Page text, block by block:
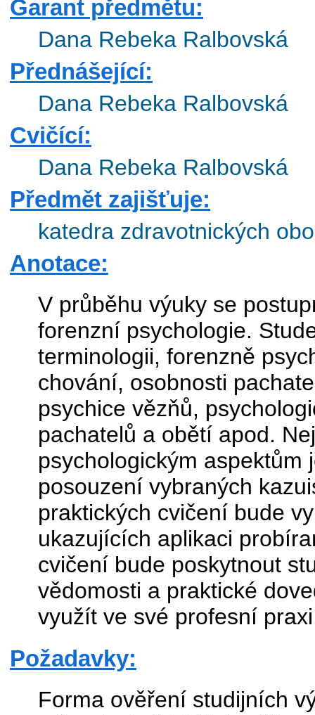
Garant předmětu:
Dana Rebeka Ralbovská
Přednášející:
Dana Rebeka Ralbovská
Cvičící:
Dana Rebeka Ralbovská
Předmět zajišťuje:
katedra zdravotnických
Anotace:
V průběhu výuky se
forenzní psychologie.
terminologii, forenzně
chování, osobnosti
psychice vězňů,
pachatelů a obětí apod.
psychologickým aspektům
posouzení vybraných
praktických cvičení bude
ukazujících aplikaci
cvičení bude poskytnout
vědomosti a praktické
využít ve své profesní
Požadavky:
Forma ověření studijních